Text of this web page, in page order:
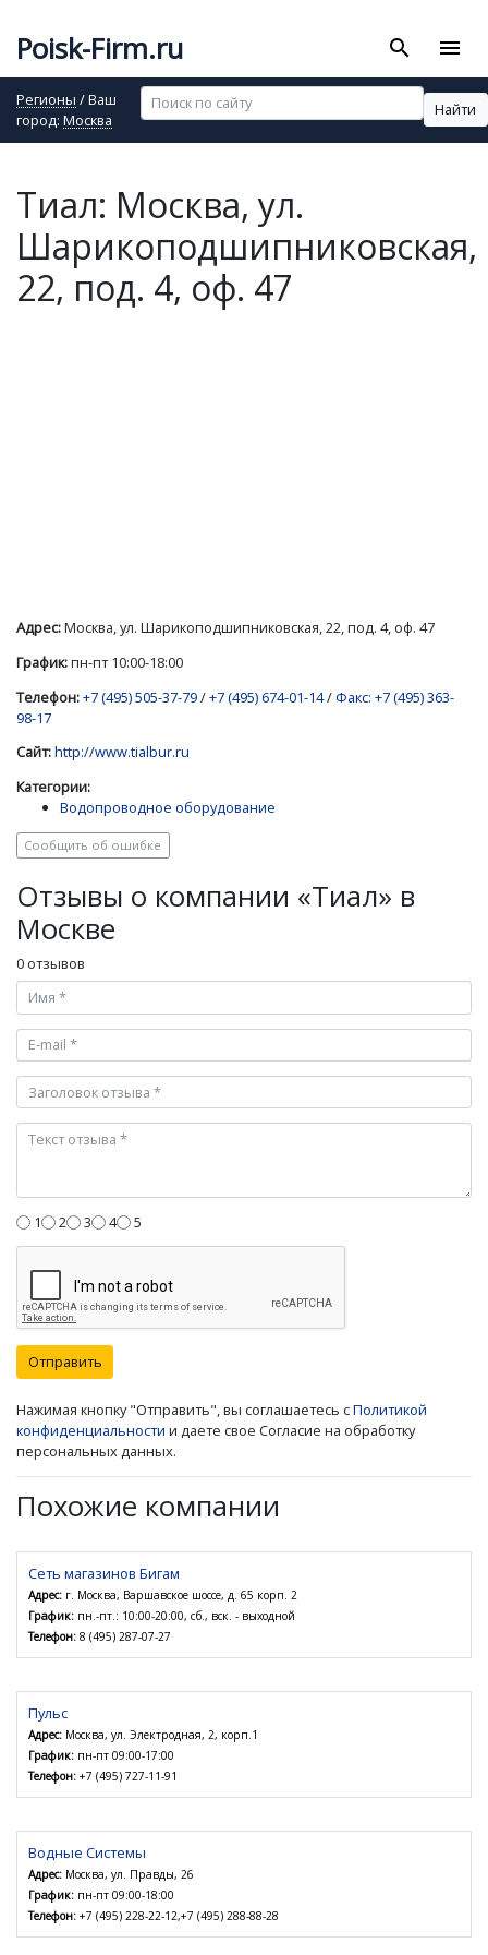
Poisk-Firm.ru search menu
Регионы / Ваш
город: Москва
Найти
Тиал: Москва, ул.
Шарикоподшипниковская,
22, под. 4, оф. 47
Адрес:Москва, ул. Шарикоподшипниковская, 22, под. 4, оф. 47
График:пн-пт 10:00-18:00
Телефон:+7 (495) 505-37-79/+7 (495) 674-01-14/ Факс: +7 (495) 363-
98-17
Сайт:http://www.tialbur.ru
Категории:
Водопроводное оборудование
Сообщить об ошибке
Отзывы о компании «Тиал» в
Москве
0 отзывов
1 2 3 4 5
Отправить
Нажимая кнопку "Отправить", вы соглашаетесь сПолитикой
конфиденциальности и даете свое Согласие на обработку
персональных данных.
Похожие компании
Сеть магазинов Бигам
Адрес: г. Москва, Варшавское шоссе, д. 65 корп. 2
График: пн.-пт.: 10:00-20:00, сб., вск. - выходной
Телефон: 8 (495) 287-07-27
Пульс
Адрес: Москва, ул. Электродная, 2, корп.1
График: пн-пт 09:00-17:00
Телефон: +7 (495) 727-11-91
Водные Системы
Адрес: Москва, ул. Правды, 26
График: пн-пт 09:00-18:00
Телефон: +7 (495) 228-22-12,+7 (495) 288-88-28